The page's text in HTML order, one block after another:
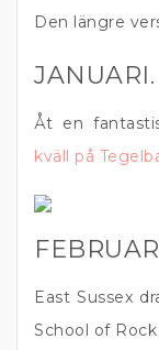
Den längre
JANUARI.
Åt en
kväll på
East Sussex
School of